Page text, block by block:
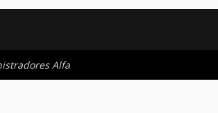
Alfa